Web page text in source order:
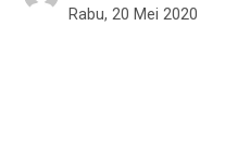
Rabu, 20 Mei 2020